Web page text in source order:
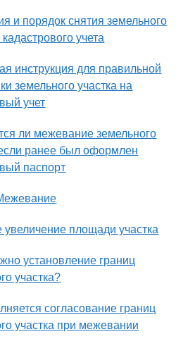
и порядок снятия земельного
кадастрового учета
инструкция для правильной
земельного участка на
учет
ли межевание земельного
ранее был оформлен
паспорт
увеличение площади участка
установление границ
участка?
согласование границ
участка при межевании